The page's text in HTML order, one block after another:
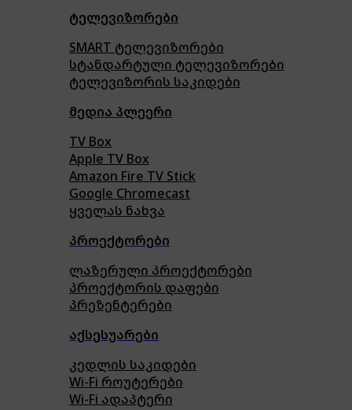
ტელევიზორები
SMART ტელევიზორები
სტანდარტული ტელევიზორები
ტელევიზორის საკიდები
მედია პლეერი
TV Box
Apple TV Box
Amazon Fire TV Stick
Google Chromecast
ყველას ნახვა
პროექტორები
ლაზერული პროექტორები
პროექტორის დაფები
პრეზენტერები
აქსესუარები
კედლის საკიდები
Wi-Fi როუტერები
Wi-Fi ადაპტერი